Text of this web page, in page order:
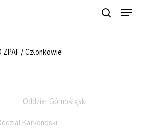
by wyszukać lub ESC
ZPAF / Członkowie
Oddział Górnośląski
Karkonoski